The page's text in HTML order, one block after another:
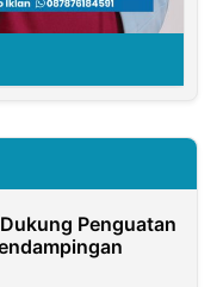
Penguatan